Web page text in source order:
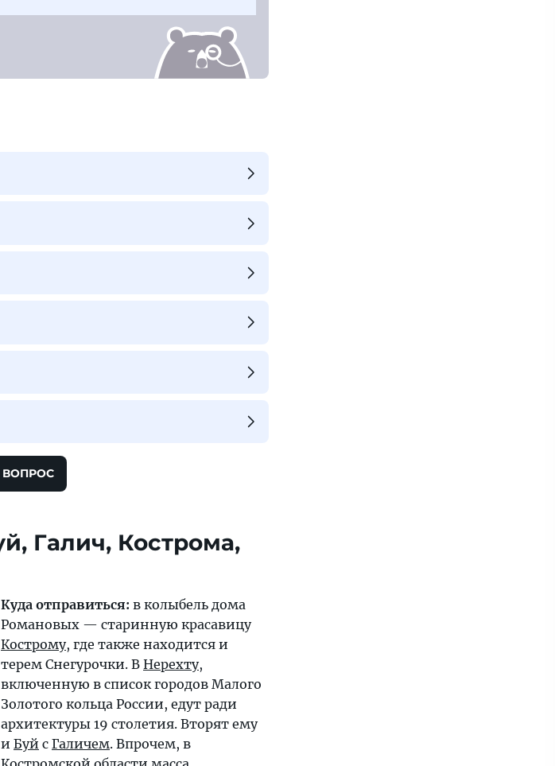
ВОПРОС
Галич, Кострома,
Куда отправиться: в колыбель дома
Романовых — старинную красавицу
Кострому, где также находится и
терем Снегурочки. В Нерехту,
включенную в список городов Малого
Золотого кольца России, едут ради
архитектуры 19 столетия. Вторят ему
и Буй с Галичем. Впрочем, в